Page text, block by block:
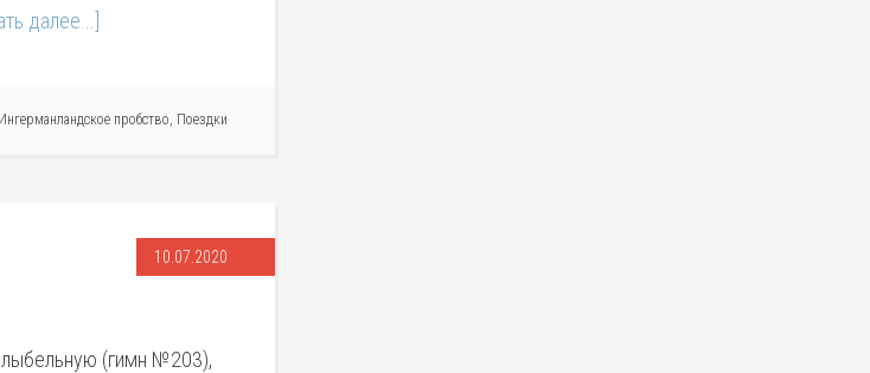
далее...]
пробство, Поездки
10.07.2020
(гимн №203),